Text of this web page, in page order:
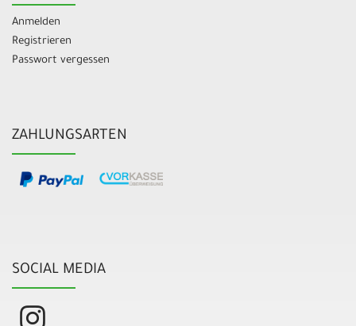
Anmelden
Registrieren
Passwort vergessen
ZAHLUNGSARTEN
SOCIAL MEDIA